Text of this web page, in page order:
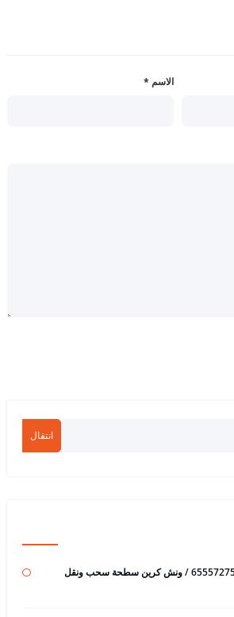
الاسم *
انتقال
ونش ابو حليفة رقم / 65557275 / ونش كرين سطحة سحب ونقل